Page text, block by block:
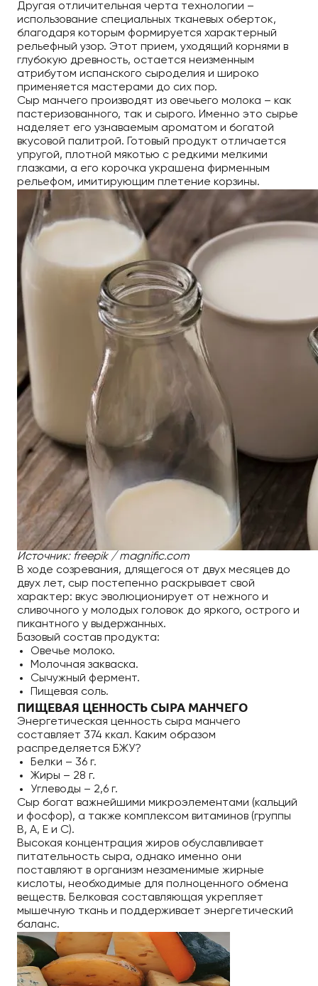
Другая отличительная черта технологии –
использование специальных тканевых оберток,
благодаря которым формируется характерный
рельефный узор. Этот прием, уходящий корнями в
глубокую древность, остается неизменным
атрибутом испанского сыроделия и широко
применяется мастерами до сих пор.
Сыр манчего производят из овечьего молока – как
пастеризованного, так и сырого. Именно это сырье
наделяет его узнаваемым ароматом и богатой
вкусовой палитрой. Готовый продукт отличается
упругой, плотной мякотью с редкими мелкими
глазками, а его корочка украшена фирменным
рельефом, имитирующим плетение корзины.
Источник: freepik / magnific.com
В ходе созревания, длящегося от двух месяцев до
двух лет, сыр постепенно раскрывает свой
характер: вкус эволюционирует от нежного и
сливочного у молодых головок до яркого, острого и
пикантного у выдержанных.
Базовый состав продукта:
Овечье молоко.
Молочная закваска.
Сычужный фермент.
Пищевая соль.
ПИЩЕВАЯ ЦЕННОСТЬ СЫРА МАНЧЕГО
Энергетическая ценность сыра манчего
составляет 374 ккал. Каким образом
распределяется БЖУ?
Белки – 36 г.
Жиры – 28 г.
Углеводы – 2,6 г.
Сыр богат важнейшими микроэлементами (кальций
и фосфор), а также комплексом витаминов (группы
В, А, Е и С).
Высокая концентрация жиров обуславливает
питательность сыра, однако именно они
поставляют в организм незаменимые жирные
кислоты, необходимые для полноценного обмена
веществ. Белковая составляющая укрепляет
мышечную ткань и поддерживает энергетический
баланс.